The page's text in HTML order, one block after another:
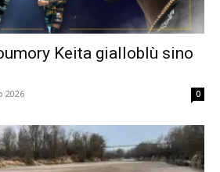
Keita gialloblù sino
2026 0